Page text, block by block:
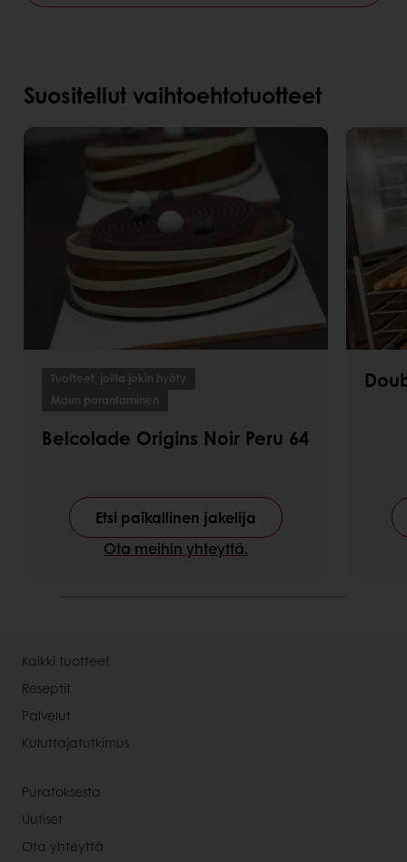
Suositellut vaihtoehtotuotteet
Tuotteet, joilla jokin hyöty
Maun parantaminen
Belcolade Origins Noir Peru 64
Etsi paikallinen jakelija
Ota meihin yhteyttä.
Kaikki tuotteet
Reseptit
Palvelut
Kuluttajatutkimus
Puratoksesta
Uutiset
Ota yhteyttä